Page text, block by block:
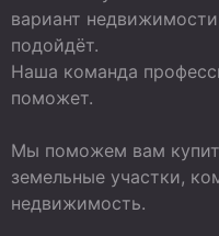
вариант
подойдёт.
Наша команда
поможет.
Мы поможем вам
земельные участки,
недвижимость.